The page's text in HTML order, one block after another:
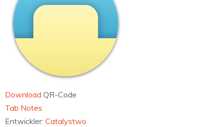
Download QR-Code
‎Tab Notes
Entwickler: Catalystwo